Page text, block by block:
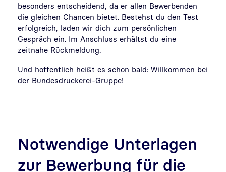
besonders entscheidend, da er allen Bewerbenden
die gleichen Chancen bietet. Bestehst du den Test
erfolgreich, laden wir dich zum persönlichen
Gespräch ein. Im Anschluss erhältst du eine
zeitnahe Rückmeldung.
Und hoffentlich heißt es schon bald: Willkommen bei
der Bundesdruckerei-Gruppe!
Notwendige Unterlagen
zur Bewerbung für die